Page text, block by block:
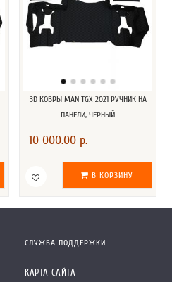
3D КОВРЫ MAN TGX 2021 РУЧНИК НА
ПАНЕЛИ, ЧЕРНЫЙ
10 000.00 р.
В КОРЗИНУ
СЛУЖБА ПОДДЕРЖКИ
КАРТА САЙТА